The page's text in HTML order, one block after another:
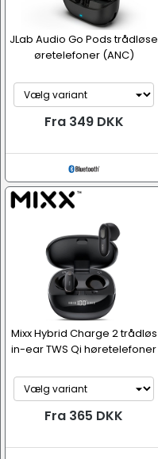
JLab Audio Go Pods trådløse
øretelefoner (ANC)
Fra 349 DKK
Mixx Hybrid Charge 2 trådløs
in-ear TWS Qi høretelefoner
Fra 365 DKK